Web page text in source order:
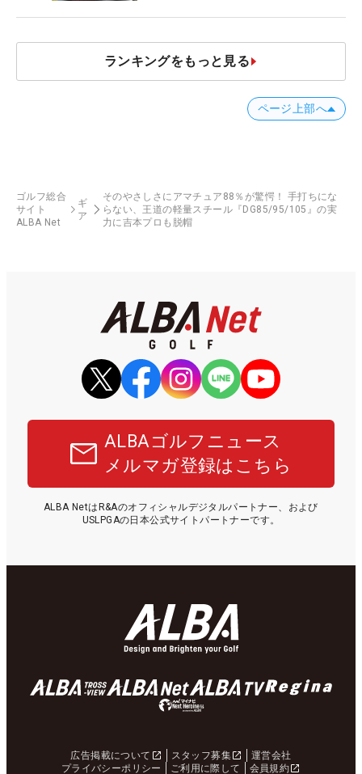
ランキングをもっと見る
ページ上部へ
ゴルフ総合
サイト
ALBA Net
ギ
ア
そのやさしさにアマチュア88％が驚愕！ 手打ちにな
らない、王道の軽量スチール『DG85/95/105』の実
力に吉本プロも脱帽
ALBAゴルフニュース
メルマガ登録はこちら
ALBA NetはR&Aのオフィシャルデジタルパートナー、および
USLPGAの日本公式サイトパートナーです。
広告掲載について スタッフ募集
運営会社
プライバシーポリシー
ご利用に際して 会員規約